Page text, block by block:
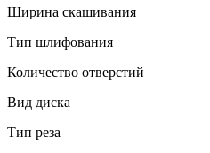
Ширина скашивания
Тип шлифования
Количество отверстий
Вид диска
Тип реза